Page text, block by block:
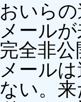
おいら
メール
完全非
メール
ない。